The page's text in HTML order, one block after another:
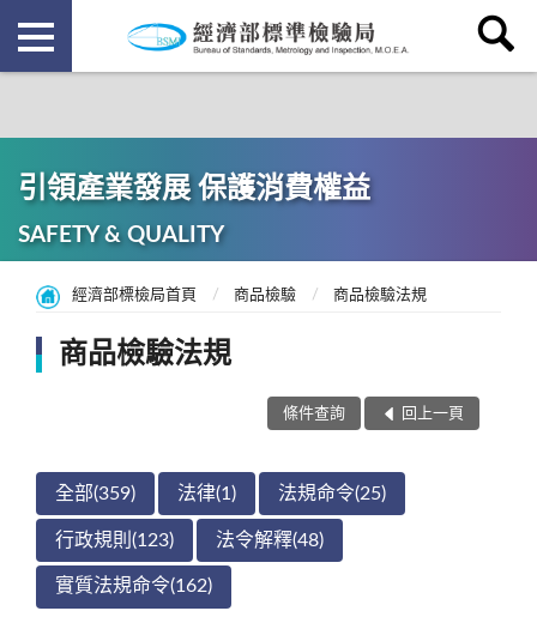
引領產業發展 保護消費權益
SAFETY & QUALITY
經濟部標檢局首頁 商品檢驗 商品檢驗法規
商品檢驗法規
條件查詢 回上一頁
全部(359) 法律(1) 法規命令(25)
行政規則(123) 法令解釋(48)
實質法規命令(162)